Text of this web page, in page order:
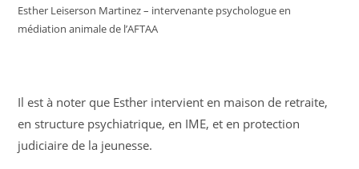
Esther Leiserson Martinez – intervenante psychologue en
médiation animale de l’AFTAA
Il est à noter que Esther intervient en maison de retraite,
en structure psychiatrique, en IME, et en protection
judiciaire de la jeunesse.